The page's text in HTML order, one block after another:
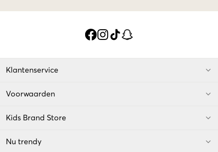
Klantenservice
Voorwaarden
Kids Brand Store
Nu trendy